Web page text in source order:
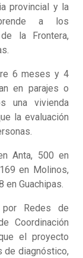
provincial y la
a los
la Frontera,
6 meses y 4
en parajes o
una vivienda
la evaluación
Anta, 500 en
en Molinos,
en Guachipas.
Redes de
Coordinación
el proyecto
de diagnóstico,